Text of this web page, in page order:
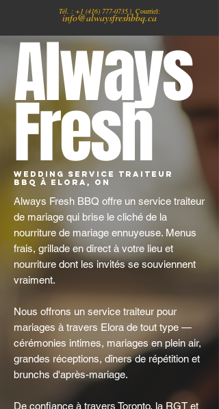
Tél. : +1 (416) 777-0735 | Courriel:
info@alwaysfreshbbq.ca
Always
Fresh
Wedding Service traiteur
BBQ à Elora, ON
Always Fresh BBQ offre un service traiteur
de mariage qui brise le cliché de la
nourriture de mariage ennuyeuse. Menus
frais, grillade en direct à votre lieu et
nourriture dont les invités se souviennent
vraiment.
Nous offrons un service traiteur pour
mariages à travers Elora de tout type —
cérémonies intimes, mariages en plein air,
grandes réceptions, dîners de répétition et
brunchs d'après-mariage.
De confiance à travers Toronto, la RGT et